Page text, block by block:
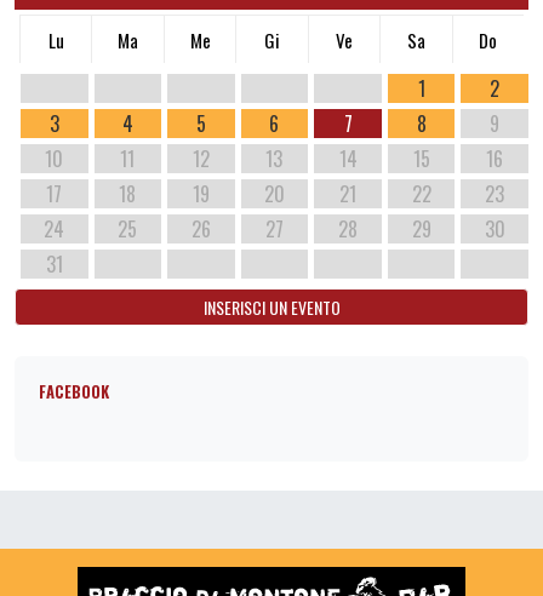
Lu Ma Me Gi Ve Sa Do
1
2
3
4 5 6 7 8
9
10
11 12 13 14 15
16
17
18 19 20 21 22
23
24
25 26 27 28 29
30
31
INSERISCI UN EVENTO
FACEBOOK